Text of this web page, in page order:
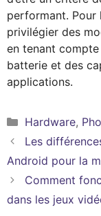
performant. Pour
privilégier des
en tenant compte
batterie et des
applications.
Catégories
Hardware,
Les
Android pour la
Comment
dans les jeux